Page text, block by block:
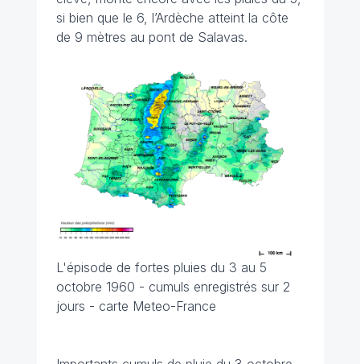
si bien que le 6, l’Ardèche atteint la côte
de 9 mètres au pont de Salavas.
L'épisode de fortes pluies du 3 au 5
octobre 1960 - cumuls enregistrés sur 2
jours - carte Meteo-France